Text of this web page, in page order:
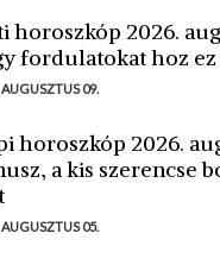
horoszkóp 2026.
fordulatokat hoz ez
AUGUSZTUS 09.
horoszkóp 2026.
a kis szerencse
AUGUSZTUS 05.